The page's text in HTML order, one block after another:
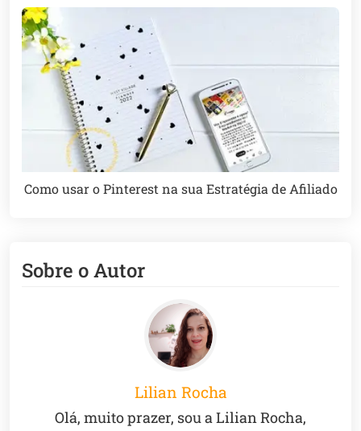
Como usar o Pinterest na sua Estratégia de Afiliado
Sobre o Autor
Lilian Rocha
Olá, muito prazer, sou a Lilian Rocha,